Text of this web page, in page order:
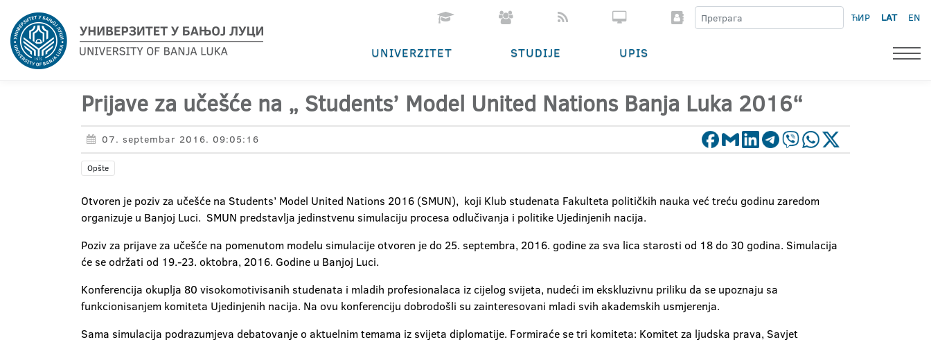
ЋИР LAT EN
UNIVERZITET STUDIJE UPIS
Prijave za učešće na „ Students’ Model United Nations Banja Luka 2016“
07. septembar 2016. 09:05:16
Opšte
Otvoren je poziv za učešće na Students’ Model United Nations 2016 (SMUN), koji Klub studenata Fakulteta političkih nauka već treću godinu zaredom
organizuje u Banjoj Luci. SMUN predstavlja jedinstvenu simulaciju procesa odlučivanja i politike Ujedinjenih nacija.
Poziv za prijave za učešće na pomenutom modelu simulacije otvoren je do 25. septembra, 2016. godine za sva lica starosti od 18 do 30 godina. Simulacija
će se održati od 19.-23. oktobra, 2016. Godine u Banjoj Luci.
Konferencija okuplja 80 visokomotivisanih studenata i mladih profesionalaca iz cijelog svijeta, nudeći im ekskluzivnu priliku da se upoznaju sa
funkcionisanjem komiteta Ujedinjenih nacija. Na ovu konferenciju dobrodošli su zainteresovani mladi svih akademskih usmjerenja.
Sama simulacija podrazumjeva debatovanje o aktuelnim temama iz svijeta diplomatije. Formiraće se tri komiteta: Komitet za ljudska prava, Savjet